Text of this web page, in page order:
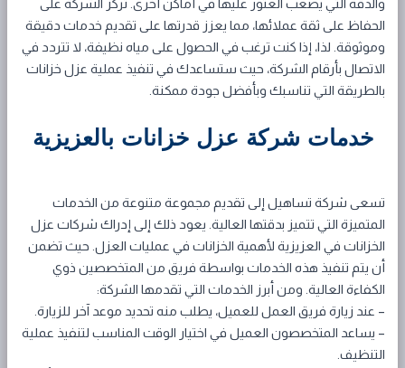
والدقة التي يصعب العثور عليها في أماكن أخرى. تركز الشركة على
الحفاظ على ثقة عملائها، مما يعزز قدرتها على تقديم خدمات دقيقة
وموثوقة. لذا، إذا كنت ترغب في الحصول على مياه نظيفة، لا تتردد في
الاتصال بأرقام الشركة، حيث ستساعدك في تنفيذ عملية عزل خزانات
بالطريقة التي تناسبك وبأفضل جودة ممكنة.
خدمات شركة عزل خزانات بالعزيزية
تسعى شركة تساهيل إلى تقديم مجموعة متنوعة من الخدمات
المتميزة التي تتميز بدقتها العالية. يعود ذلك إلى إدراك شركات عزل
الخزانات في العزيزية لأهمية الخزانات في عمليات العزل. حيث تضمن
أن يتم تنفيذ هذه الخدمات بواسطة فريق من المتخصصين ذوي
الكفاءة العالية. ومن أبرز الخدمات التي تقدمها الشركة:
– عند زيارة فريق العمل للعميل، يطلب منه تحديد موعد آخر للزيارة.
– يساعد المتخصصون العميل في اختيار الوقت المناسب لتنفيذ عملية
التنظيف.